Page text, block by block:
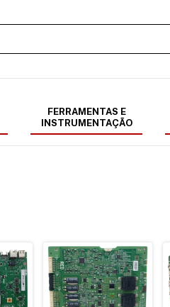
FERRAMENTAS E
INSTRUMENTAÇÃO